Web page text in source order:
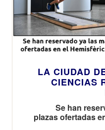
LA CIUDAD
CIENCIAS
Se han
plazas ofertadas